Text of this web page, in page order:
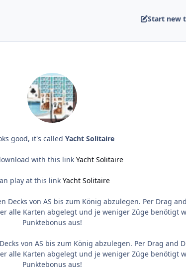
Start new
good, it's called Yacht Solitaire
with this link Yacht Solitaire
play at this link Yacht Solitaire
Decks von AS bis zum König abzulegen. Per Drag
alle Karten abgelegt und je weniger Züge benötigt
Punktebonus aus!
von AS bis zum König abzulegen. Per Drag and
alle Karten abgelegt und je weniger Züge benötigt
Punktebonus aus!